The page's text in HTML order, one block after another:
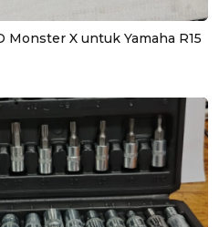
Monster X untuk Yamaha R15